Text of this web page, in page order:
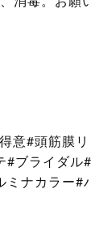
意#頭筋膜
ブライダル
ナカラー#